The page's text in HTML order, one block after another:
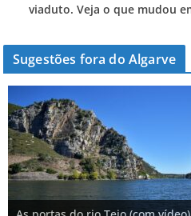
viaduto. Veja o que mudou
Sugestões fora do Algarve
A aldeia mais portuguesa de